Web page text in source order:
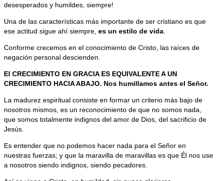
desesperados y humildes, siempre!
Una de las características más importante de ser cristiano es que
ese actitud sigue ahí siempre, es un estilo de vida
Conforme crecemos en el conocimiento de Cristo, las raíces de
negación personal descienden.
El CRECIMIENTO EN GRACIA ES EQUIVALENTE A UN
CRECIMIENTO HACIA ABAJO. Nos humillamos antes el Señor.
La madurez espiritual consiste en formar un criterio más bajo de
nosotros mismos, es un reconocimiento de que no somos nada,
que somos totalmente indignos del amor de Dios, del sacrificio de
Jesús.
Es entender que no podemos hacer nada para el Señor en
nuestras fuerzas; y que la maravilla de maravillas es que Él nos use
a nosotros siendo indignos, siendo pecadores.